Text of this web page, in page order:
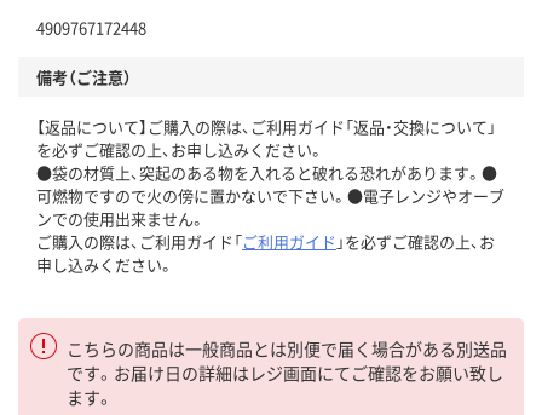
4909767172448
備考（ご注意）
【返品について】ご購入の際は、ご利用ガイド「返品・交換について」
を必ずご確認の上、お申し込みください。
●袋の材質上、突起のある物を入れると破れる恐れがあります。●
可燃物ですので火の傍に置かないで下さい。●電子レンジやオーブ
ンでの使用出来ません。
ご購入の際は、ご利用ガイド「ご利用ガイド 」を必ずご確認の上、お
申し込みください。
こちらの商品は一般商品とは別便で届く場合がある別送品
です。お届け日の詳細はレジ画面にてご確認をお願い致し
ます。